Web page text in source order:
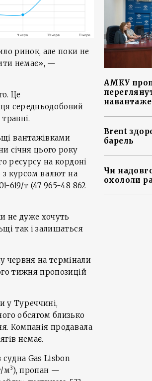
ринок, але поки не
немає», —
Це
середньодобовий
вантажівками
січня цього року
ресурсу на кордоні
з курсом валют на
619/т (47 965-48 862
не дуже хочуть
так і залишаться
червня на термінали
тижня пропозицій
у Туреччині,
обсягом близько
Компанія продавала
немає.
судна Gas Lisbon
м3), пропан —
АМКУ
Brent
барель
Чи
охололи